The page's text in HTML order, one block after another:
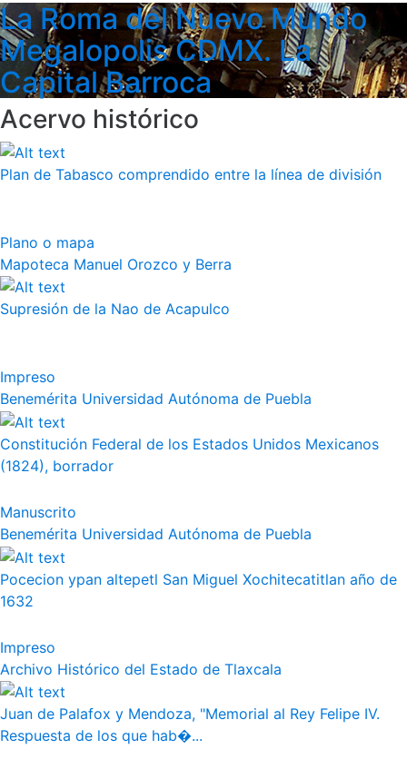
La Roma del Nuevo Mundo
Megalopolis CDMX. La
Capital Barroca
Acervo histórico
Plan de Tabasco comprendido entre la línea de división
Plano o mapa
Mapoteca Manuel Orozco y Berra
Supresión de la Nao de Acapulco
Impreso
Benemérita Universidad Autónoma de Puebla
Constitución Federal de los Estados Unidos Mexicanos
(1824), borrador
Manuscrito
Benemérita Universidad Autónoma de Puebla
Pocecion ypan altepetl San Miguel Xochitecatitlan año de
1632
Impreso
Archivo Histórico del Estado de Tlaxcala
Juan de Palafox y Mendoza, "Memorial al Rey Felipe IV.
Respuesta de los que hab�...